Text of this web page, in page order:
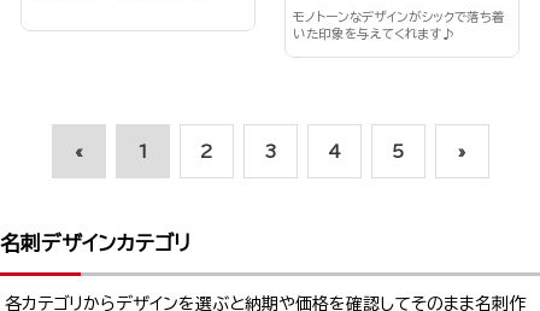
モノトーンなデザインがシックで落ち着
いた印象を与えてくれます♪
« 1 2 3 4 5 »
名刺デザインカテゴリ
各カテゴリからデザインを選ぶと納期や価格を確認してそのまま名刺作